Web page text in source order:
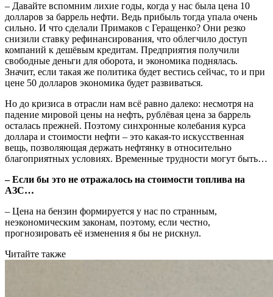
– Давайте вспомним лихие годы, когда у нас была цена 10
долларов за баррель нефти. Ведь прибыль тогда упала очень
сильно. И что сделали Примаков с Геращенко? Они резко
снизили ставку рефинансирования, что облегчило доступ
компаний к дешёвым кредитам. Предприятия получили
свободные деньги для оборота, и экономика поднялась.
Значит, если такая же политика будет вестись сейчас, то и при
цене 50 долларов экономика будет развиваться.
Но до кризиса в отрасли нам всё равно далеко: несмотря на
падение мировой цены на нефть, рублёвая цена за баррель
осталась прежней. Поэтому синхронные колебания курса
доллара и стоимости нефти – это какая-то искусственная
вещь, позволяющая держать нефтянку в относительно
благоприятных условиях. Временные трудности могут быть…
– Если бы это не отражалось на стоимости топлива на
АЗС…
– Цена на бензин формируется у нас по странным,
неэкономическим законам, поэтому, если честно,
прогнозировать её изменения я бы не рискнул.
Читайте также